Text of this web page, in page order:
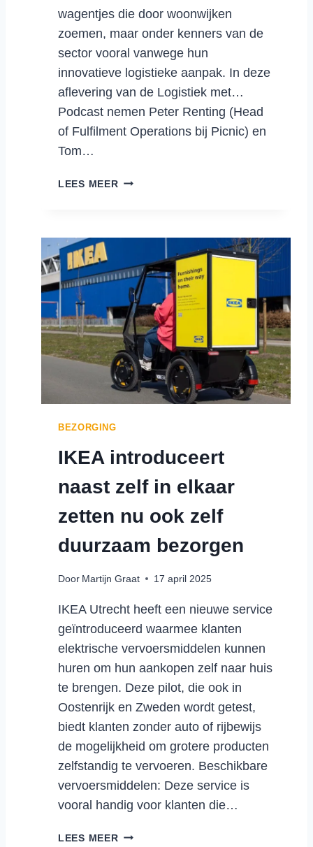
D
V
A
T
C
O
E
N
L
2
5
J
A
A
R
N
V
R
N
wagentjes die door woonwijken
zoemen, maar onder kenners van de
sector vooral vanwege hun
innovatieve logistieke aanpak. In deze
aflevering van de Logistiek met…
Podcast nemen Peter Renting (Head
of Fulfilment Operations bij Picnic) en
Tom…
LEES MEERL
I
K
E
E
F
F
I
C
N
I
B
J
I
N
I
C
E
N
S
E
T
E
H
BEZORGING
IKEA introduceert
naast zelf in elkaar
zetten nu ook zelf
duurzaam bezorgen
Door Martijn Graat 17 april 2025
IKEA Utrecht heeft een nieuwe service
geïntroduceerd waarmee klanten
elektrische vervoersmiddelen kunnen
huren om hun aankopen zelf naar huis
te brengen. Deze pilot, die ook in
Oostenrijk en Zweden wordt getest,
biedt klanten zonder auto of rijbewijs
de mogelijkheid om grotere producten
zelfstandig te vervoeren. Beschikbare
vervoersmiddelen: Deze service is
vooral handig voor klanten die…
LEES MEERI